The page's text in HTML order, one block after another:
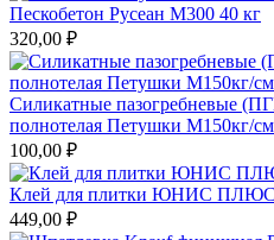
Пескобетон Русеан М300 40 кг
320,00 ₽
Силикатные пазогребневые
полнотелая Петушки М150кг/
100,00 ₽
Клей для плитки ЮНИС ПЛЮС
449,00 ₽